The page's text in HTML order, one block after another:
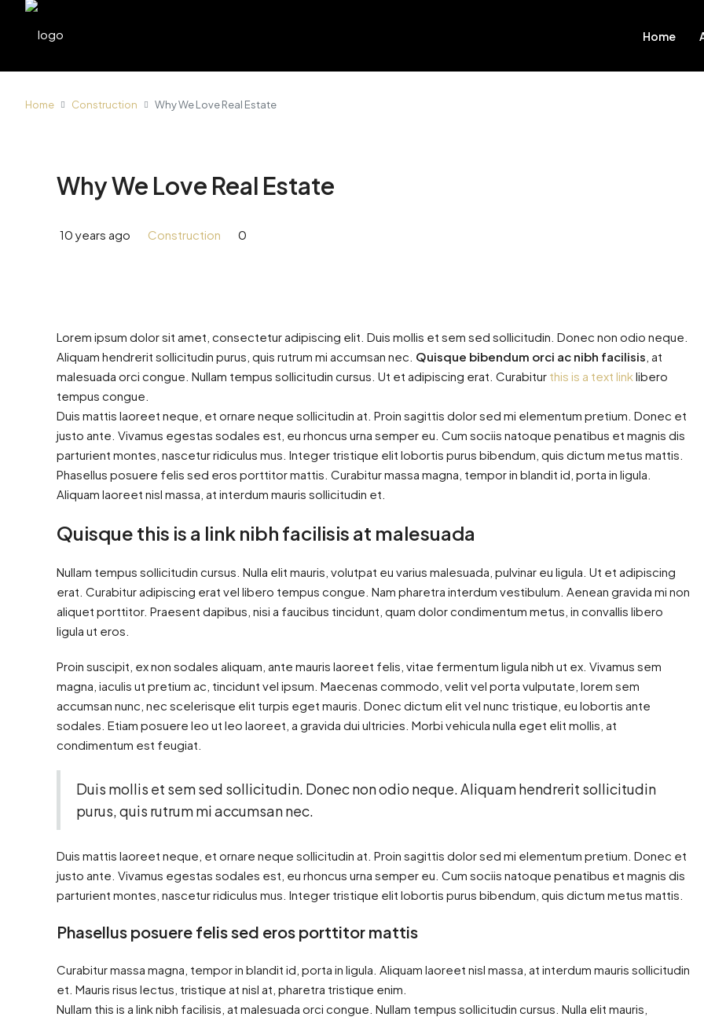
Home
Home Construction Why We Love Real Estate
Why We Love Real Estate
10 years ago Construction 0
Lorem ipsum dolor sit amet, consectetur adipiscing elit. Duis mollis et sem sed sollicitudin. Donec non odio neque.
Aliquam hendrerit sollicitudin purus, quis rutrum mi accumsan nec. Quisque bibendum orci ac nibh facilisis , at
malesuada orci congue. Nullam tempus sollicitudin cursus. Ut et adipiscing erat. Curabitur this is a text link libero
tempus congue.
Duis mattis laoreet neque, et ornare neque sollicitudin at. Proin sagittis dolor sed mi elementum pretium. Donec et
justo ante. Vivamus egestas sodales est, eu rhoncus urna semper eu. Cum sociis natoque penatibus et magnis dis
parturient montes, nascetur ridiculus mus. Integer tristique elit lobortis purus bibendum, quis dictum metus mattis.
Phasellus posuere felis sed eros porttitor mattis. Curabitur massa magna, tempor in blandit id, porta in ligula.
Aliquam laoreet nisl massa, at interdum mauris sollicitudin et.
Quisque this is a link nibh facilisis at malesuada
Nullam tempus sollicitudin cursus. Nulla elit mauris, volutpat eu varius malesuada, pulvinar eu ligula. Ut et adipiscing
erat. Curabitur adipiscing erat vel libero tempus congue. Nam pharetra interdum vestibulum. Aenean gravida mi non
aliquet porttitor. Praesent dapibus, nisi a faucibus tincidunt, quam dolor condimentum metus, in convallis libero
ligula ut eros.
Proin suscipit, ex non sodales aliquam, ante mauris laoreet felis, vitae fermentum ligula nibh ut ex. Vivamus sem
magna, iaculis ut pretium ac, tincidunt vel ipsum. Maecenas commodo, velit vel porta vulputate, lorem sem
accumsan nunc, nec scelerisque elit turpis eget mauris. Donec dictum elit vel nunc tristique, eu lobortis ante
sodales. Etiam posuere leo ut leo laoreet, a gravida dui ultricies. Morbi vehicula nulla eget elit mollis, at
condimentum est feugiat.
Duis mollis et sem sed sollicitudin. Donec non odio neque. Aliquam hendrerit sollicitudin
purus, quis rutrum mi accumsan nec.
Duis mattis laoreet neque, et ornare neque sollicitudin at. Proin sagittis dolor sed mi elementum pretium. Donec et
justo ante. Vivamus egestas sodales est, eu rhoncus urna semper eu. Cum sociis natoque penatibus et magnis dis
parturient montes, nascetur ridiculus mus. Integer tristique elit lobortis purus bibendum, quis dictum metus mattis.
Phasellus posuere felis sed eros porttitor mattis
Curabitur massa magna, tempor in blandit id, porta in ligula. Aliquam laoreet nisl massa, at interdum mauris sollicitudin
et. Mauris risus lectus, tristique at nisl at, pharetra tristique enim.
Nullam this is a link nibh facilisis, at malesuada orci congue. Nullam tempus sollicitudin cursus. Nulla elit mauris,